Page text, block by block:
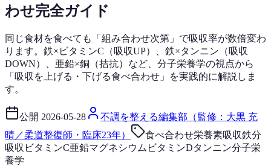
わせ完全ガイド
同じ食材を食べても「組み合わせ次第」で吸収率が数倍変わ
ります。鉄×ビタミンC（吸収UP）、鉄×タンニン（吸収
DOWN）、亜鉛×銅（拮抗）など、分子栄養学の視点から
「吸収を上げる・下げる食べ合わせ」を実践的に解説しま
す。
公開 2026-05-28
不調を整える編集部（監修：大黒 充
晴／柔道整復師・臨床23年）
食べ合わせ栄養素吸収鉄分
吸収 ビタミンC亜鉛マグネシウム ビタミンDタンニン分子栄
養学